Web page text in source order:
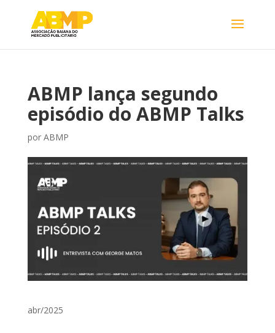
ABMP lança segundo
episódio do ABMP Talks
por ABMP
abr/2025